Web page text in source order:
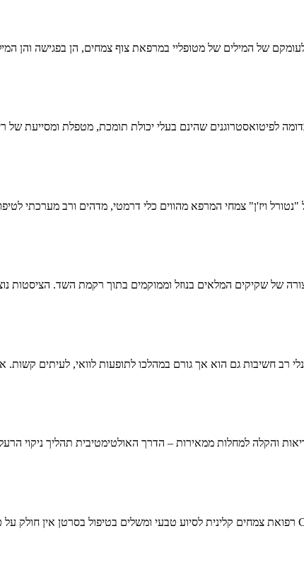
של המילים של מטופליי במרפאת צוף צמחים, הן בפגישה והן
לפיטואסטרוגנים שהינם בעלי יכולת תומכת, מטפלת ומסייעת של
רב חשיבות גם הוא אך גורם במהלכו לתופעות לוואי, לעיתים קשות.